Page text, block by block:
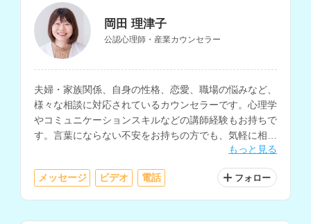
岡田 理津子
公認心理師・産業カウンセラー
夫婦・家族関係、自身の性格、恋愛、職場の悩みなど、
様々な相談に対応されているカウンセラーです。心理学
やコミュニケーションスキルなどの講師経験もお持ちで
す。言葉にならない不安をお持ちの方でも、気軽に相談
もっと見る
メッセージ ビデオ 電話 フォロー